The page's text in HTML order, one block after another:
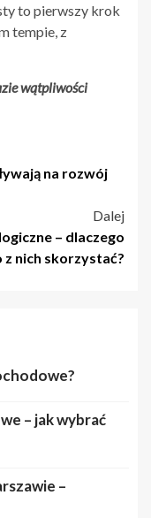
to pierwszy krok
tempie, z
wątpliwości
na rozwój
Dalej
– dlaczego
nich skorzystać?
– jak wybrać
–